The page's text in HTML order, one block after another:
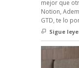
mejor que
Notion,
GTD, te lo
Sigue